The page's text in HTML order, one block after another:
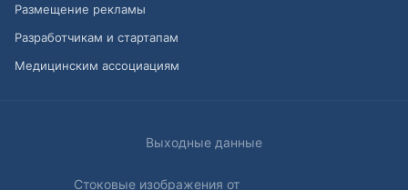
Размещение рекламы
Разработчикам и стартапам
Медицинским ассоциациям
Выходные данные
Стоковые изображения от